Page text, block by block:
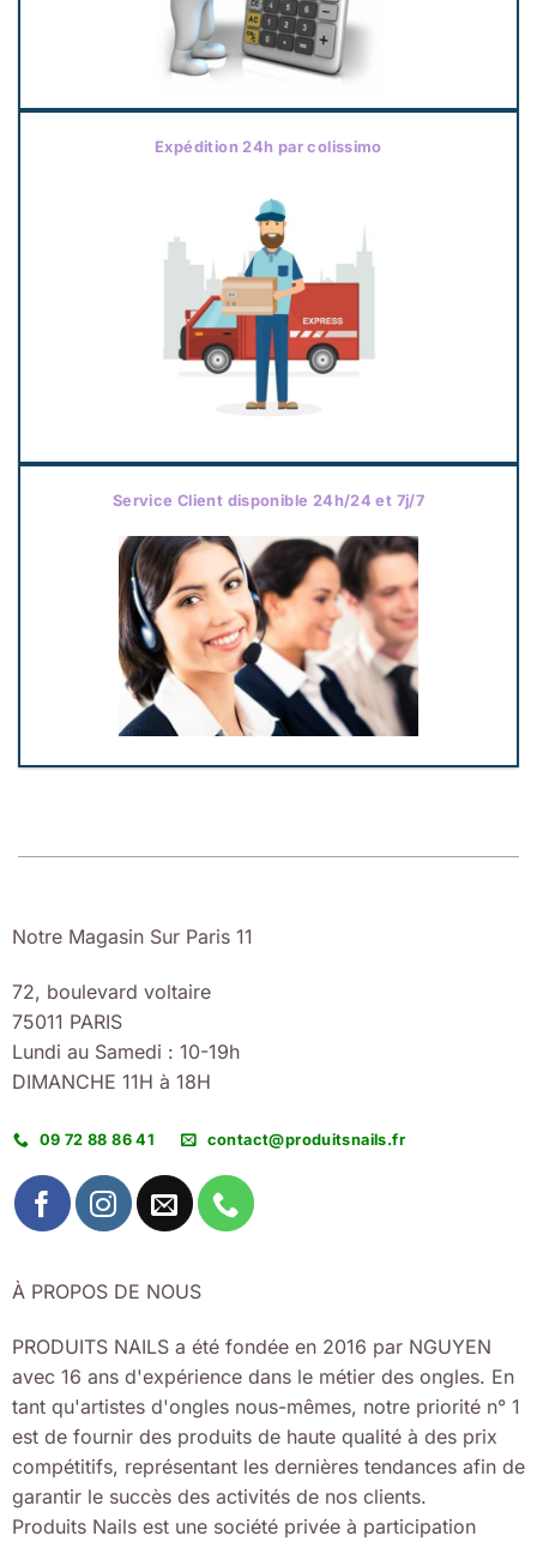
Expédition 24h par colissimo
Service Client disponible 24h/24 et 7j/7
Notre Magasin Sur Paris 11
72, boulevard voltaire
75011 PARIS
Lundi au Samedi : 10-19h
DIMANCHE 11H à 18H
09 72 88 86 41 contact@produitsnails.fr
À PROPOS DE NOUS
PRODUITS NAILS a été fondée en 2016 par NGUYEN
avec 16 ans d'expérience dans le métier des ongles. En
tant qu'artistes d'ongles nous-mêmes, notre priorité n° 1
est de fournir des produits de haute qualité à des prix
compétitifs, représentant les dernières tendances afin de
garantir le succès des activités de nos clients.
Produits Nails est une société privée à participation